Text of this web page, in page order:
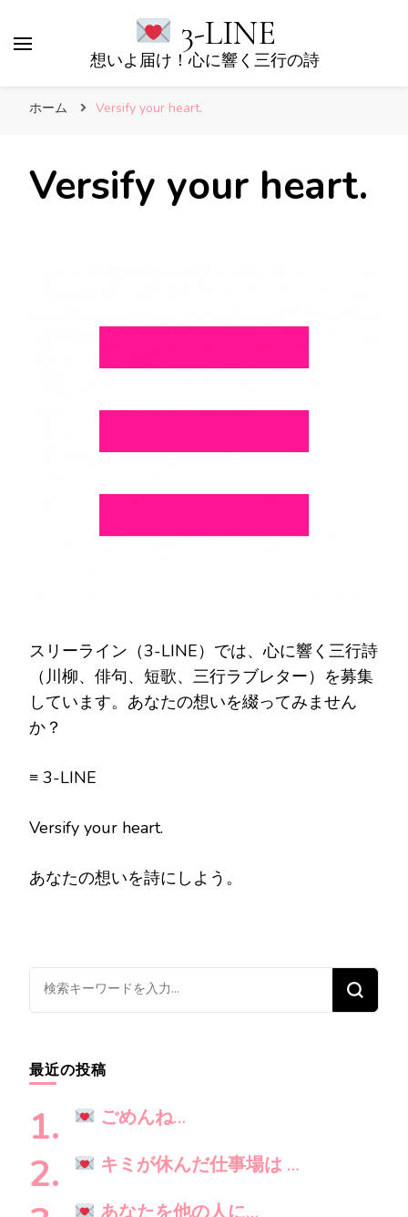
3-LINE
想いよ届け！心に響く三行の詩
ホーム Versify your heart.
Versify your heart.
スリーライン（3-LINE）では、心に響く三行詩
（川柳、俳句、短歌、三行ラブレター）を募集
しています。あなたの想いを綴ってみません
か？
≡ 3-LINE
Versify your heart.
あなたの想いを詩にしよう。
な
に
お
探
し
で
す
か
?
最近の投稿
ごめんね…
キミが休んだ仕事場は …
あなたを他の人に…